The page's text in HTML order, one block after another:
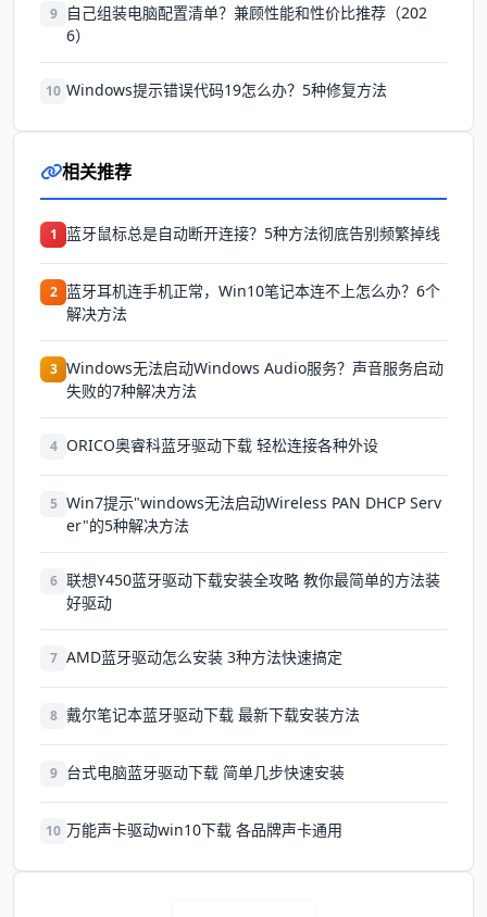
9
自己组装电脑配置清单？兼顾性能和性价比推荐（202
6）
10 Windows提示错误代码19怎么办？5种修复方法
相关推荐
1 蓝牙鼠标总是自动断开连接？5种方法彻底告别频繁掉线
2 蓝牙耳机连手机正常，Win10笔记本连不上怎么办？6个
解决方法
3 Windows无法启动Windows Audio服务？声音服务启动
失败的7种解决方法
4 ORICO奥睿科蓝牙驱动下载 轻松连接各种外设
5 Win7提示"windows无法启动Wireless PAN DHCP Serv
er"的5种解决方法
6 联想Y450蓝牙驱动下载安装全攻略 教你最简单的方法装
好驱动
7 AMD蓝牙驱动怎么安装 3种方法快速搞定
8 戴尔笔记本蓝牙驱动下载 最新下载安装方法
9 台式电脑蓝牙驱动下载 简单几步快速安装
10 万能声卡驱动win10下载 各品牌声卡通用